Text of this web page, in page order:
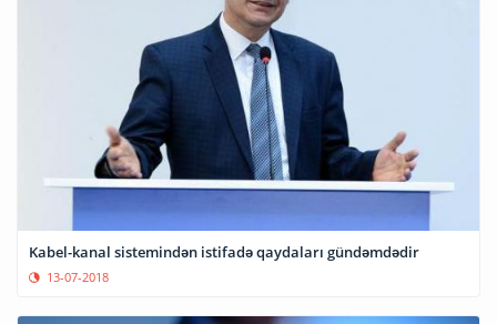
Kabel-kanal sistemindən istifadə qaydaları gündəmdədir
13-07-2018